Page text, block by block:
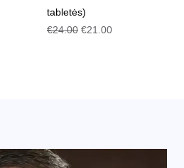
tabletės)
€24.00 €21.00